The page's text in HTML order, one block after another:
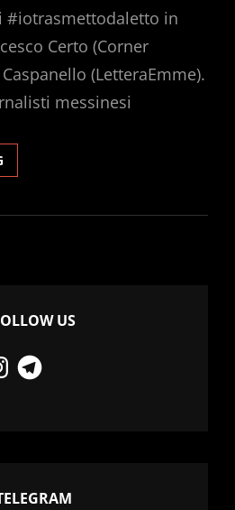
#iotrasmettodaletto in
Certo (Corner
(LetteraEmme).
messinesi
THE
DAL
DI
STAMPA US
Telegram